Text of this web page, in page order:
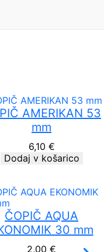
AMERIKAN 53
mm
6,10 €
Dodaj v košarico
ČOPIČ AQUA
30 mm
2,00 €